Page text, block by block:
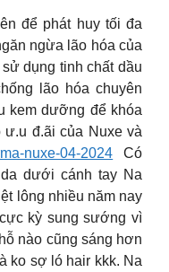
để phát huy tối đa
ngừa lão hóa của
dụng tinh chất dầu
lão hóa chuyên
kem dưỡng để khóa
ư.u đ.ãi của Nuxe và
nuxe-04-2024 Có
dưới cánh tay Na
lông nhiều năm nay
kỳ sung sướng vì
nào cũng sáng hơn
ko sợ ló hair kkk. Na